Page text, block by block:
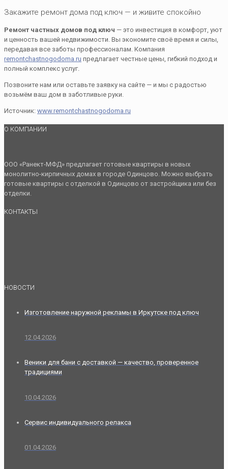
Закажите ремонт дома под ключ — и живите спокойно
Ремонт частных домов под ключ — это инвестиция в комфорт, уют
и ценность вашей недвижимости. Вы экономите своё время и силы,
передавая все заботы профессионалам. Компания
remontchastnogodoma.ru предлагает честные цены, гибкий подход и
полный комплекс услуг.
Позвоните нам или оставьте заявку на сайте — и мы с радостью
возьмём ваш дом в заботливые руки.
Источник: www.remontchastnogodoma.ru
О КОМПАНИИ
ООО «Ранект-МФД» предлагает готовые квартиры в новых
монолитно-кирпичных домах в городе Одинцово. Можно выбрать
готовые квартиры с отделкой в Одинцово от застройщика или без
отделки.
КОНТАКТЫ
НОВОСТИ
Изготовление наружной рекламы в Иркутске под ключ
12.04.2026
Веники для бани с доставкой — качество, проверенное
традициями
10.04.2026
Сервис индивидуального релакса
01.04.2026